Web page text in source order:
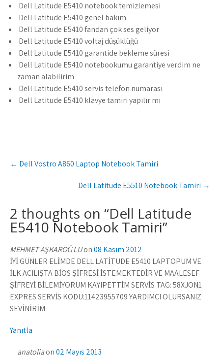
Dell Latitude E5410 notebook temizlemesi
Dell Latitude E5410 genel bakım
Dell Latitude E5410 fandan çok ses geliyor
Dell Latitude E5410 voltaj düşüklüğü
Dell Latitude E5410 garantide bekleme süresi
Dell Latitude E5410 notebookumu garantiye verdim ne
zaman alabilirim
Dell Latitude E5410 servis telefon numarası
Dell Latitude E5410 klavye tamiri yapılır mı
Post
navigation
← Dell Vostro A860 Laptop Notebook Tamiri
Dell Latitude E5510 Notebook Tamiri →
2 thoughts on “Dell Latitude
E5410 Notebook Tamiri”
MEHMET AŞKAROĞLUon08 Kasım 2012
İYİ GÜNLER ELİMDE DELL LATİTUDE E5410 LAPTOPUM VE
İLK AÇILIŞTA BİOS ŞİFRESİ İSTEMEKTEDİR VE MAALESEF
ŞİFREYİ BİLEMİYORUM KAYIPETTİM SERVİS TAG: 58XJON1
EXPRES SERVİS KODU:11423955709 YARDIMCI OLURSANIZ
SEVİNİRİM
Yanıtla
anatoliaon02 Mayıs 2013